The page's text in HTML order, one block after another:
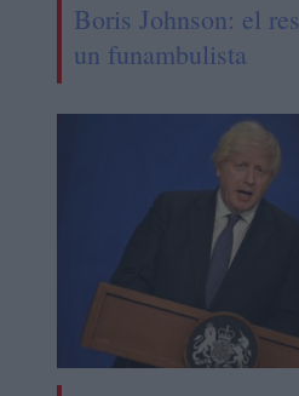
Boris Johnson: el
un funambulista